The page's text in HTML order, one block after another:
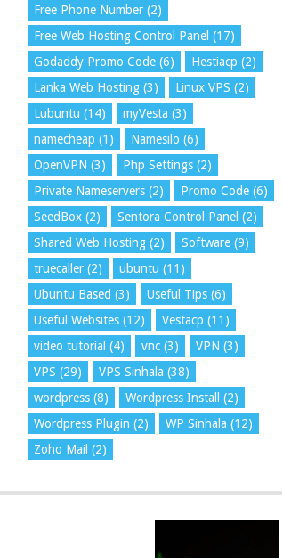
Free Phone Number (2)
Free Web Hosting Control Panel (17)
Godaddy Promo Code (6) Hestiacp (2)
Lanka Web Hosting (3) Linux VPS (2)
Lubuntu (14) myVesta (3)
namecheap (1) Namesilo (6)
OpenVPN (3) Php Settings (2)
Private Nameservers (2) Promo Code (6)
SeedBox (2) Sentora Control Panel (2)
Shared Web Hosting (2) Software (9)
truecaller (2) ubuntu (11)
Ubuntu Based (3) Useful Tips (6)
Useful Websites (12) Vestacp (11)
video tutorial (4) vnc (3) VPN (3)
VPS (29) VPS Sinhala (38)
wordpress (8) Wordpress Install
(2)
Wordpress Plugin (2) WP Sinhala (12)
Zoho Mail (2)